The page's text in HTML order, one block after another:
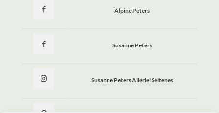
Alpine Peters
Susanne Peters
Susanne Peters Allerlei Seltenes